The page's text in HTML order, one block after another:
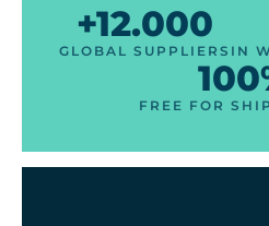
+12.000
GLOBAL SUPPLIERS IN
FREE FOR